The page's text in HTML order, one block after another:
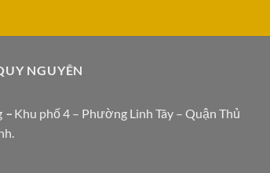
NGUYÊN
– Khu phố 4 – Phường Linh Tây – Quận Thủ